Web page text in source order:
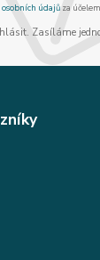
údajůza
Zasíláme